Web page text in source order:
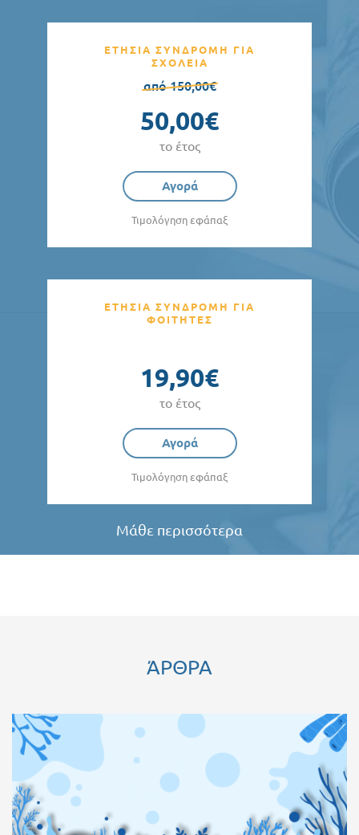
ΕΤΗΣΙΑ ΣΥΝΔΡΟΜΗ ΓΙΑ
ΣΧΟΛΕΙΑ
από 150,00€
50,00€
το έτος
Αγορά
Τιμολόγηση εφάπαξ
ΕΤΗΣΙΑ ΣΥΝΔΡΟΜΗ ΓΙΑ
ΦΟΙΤΗΤΕΣ
19,90€
το έτος
Αγορά
Τιμολόγηση εφάπαξ
Μάθε περισσότερα
ΆΡΘΡΑ